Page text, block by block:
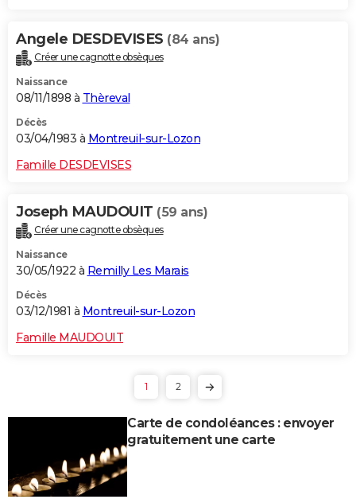
Angele DESDEVISES (84 ans)
Créer une cagnotte obsèques
Naissance
08/11/1898 à Thèreval
Décès
03/04/1983 à Montreuil-sur-Lozon
Famille DESDEVISES
Joseph MAUDOUIT (59 ans)
Créer une cagnotte obsèques
Naissance
30/05/1922 à Remilly Les Marais
Décès
03/12/1981 à Montreuil-sur-Lozon
Famille MAUDOUIT
1 2
Carte de condoléances : envoyer
gratuitement une carte